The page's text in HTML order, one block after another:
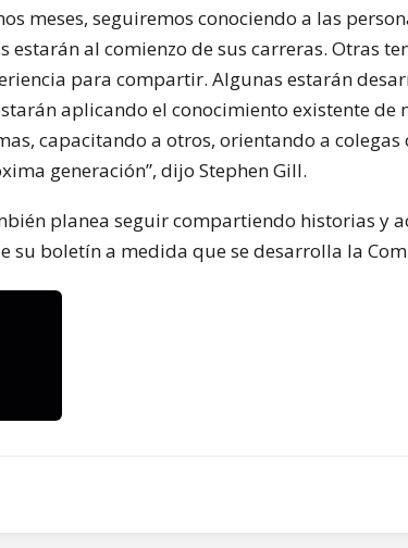
meses, seguiremos conociendo a las
estarán al comienzo de sus carreras. Otras
para compartir. Algunas estarán
aplicando el conocimiento existente de
capacitando a otros, orientando a
generación”, dijo Stephen Gill.
planea seguir compartiendo historias y
su boletín a medida que se desarrolla la